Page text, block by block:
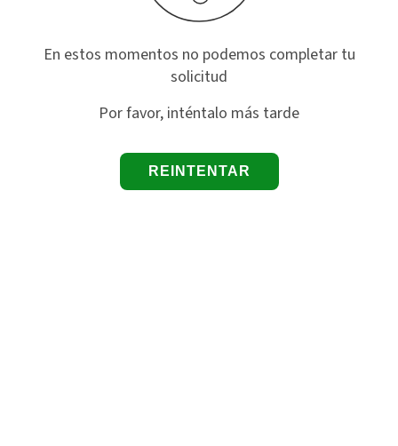
En estos momentos no podemos completar tu
solicitud
Por favor, inténtalo más tarde
REINTENTAR